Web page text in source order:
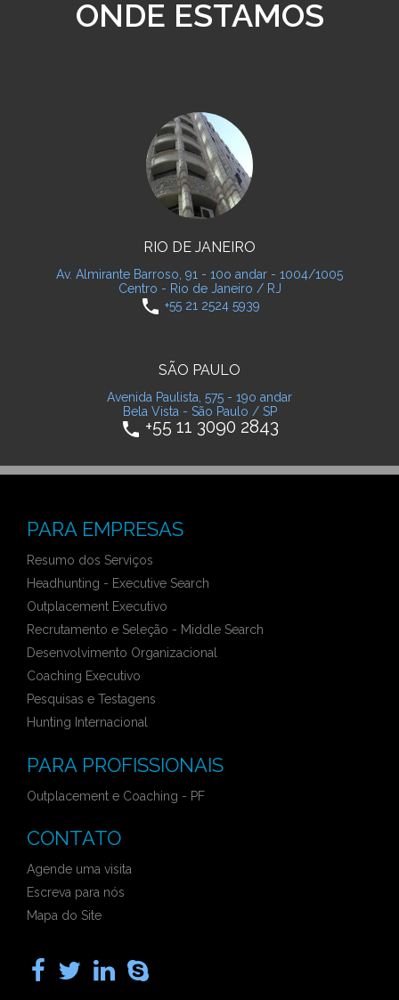
ONDE ESTAMOS
RIO DE JANEIRO
Av. Almirante Barroso, 91 - 10o andar - 1004/1005
Centro - Rio de Janeiro / RJ
phone +55 21 2524 5939
SÃO PAULO
Avenida Paulista, 575 - 19o andar
Bela Vista - São Paulo / SP
phone +55 11 3090 2843
PARA EMPRESAS
Resumo dos Serviços
Headhunting - Executive Search
Outplacement Executivo
Recrutamento e Seleção - Middle Search
Desenvolvimento Organizacional
Coaching Executivo
Pesquisas e Testagens
Hunting Internacional
PARA PROFISSIONAIS
Outplacement e Coaching - PF
CONTATO
Agende uma visita
Escreva para nós
Mapa do Site